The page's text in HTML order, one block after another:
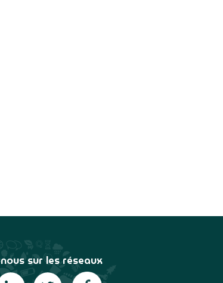
sur les réseaux